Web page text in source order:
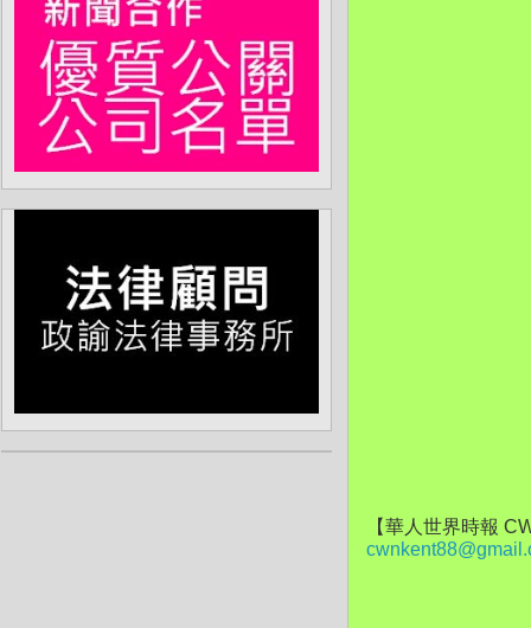
【華人世界時報